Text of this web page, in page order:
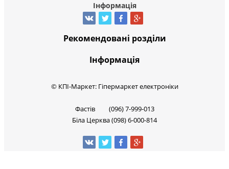
Інформація
Рекомендовані розділи
Інформація
© КПІ-Маркет: Гіпермаркет електроніки
Фастів (096) 7-999-013
Біла Церква (098) 6-000-814